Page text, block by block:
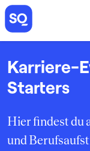
Karriere-
Starters
Hier findest du
und